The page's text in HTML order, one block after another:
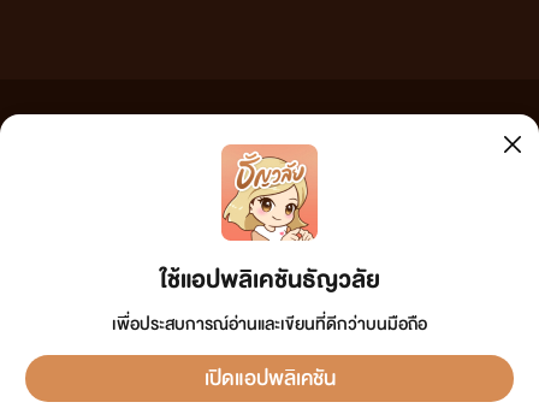
ใช้แอปพลิเคชันธัญวลัย
เพื่อประสบการณ์อ่านและเขียนที่ดีกว่าบนมือถือ
เปิดแอปพลิเคชัน
เว็บไซต์แห่งนี้ไม่ได้เห็นด้วยและไม่ขอรับผิดชอบต่อข้อความใดๆ ทั้งสิ้น ดังนั้นผู้อ่านทุกท่านโปรดใช้
วิจารณญาณในการกลั่นกรองด้วยตนเอง และหากท่านพบข้อความใดๆ ที่ขัดต่อกฎหมายและศีลธรรม
กรุณาแจ้งมาที่ tunwalai@ookbee.com เพื่อทีมงานจะได้ดำเนินการในทันที ทั้งนี้ ทางเว็บไซต์ขอสงวน
ลิขสิทธิ์ตามพระราชบัญญัติลิขสิทธิ์ (ฉบับเพิ่มเติม) พ.ศ.2558